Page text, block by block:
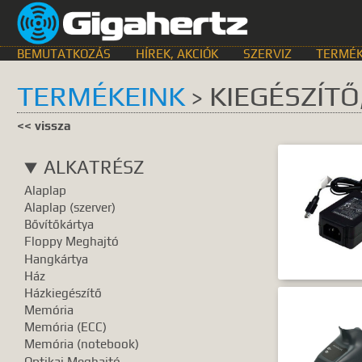
BEMUTATKOZÁS HÍREK, AKCIÓK SZERVIZ
KERESÉS HELYE
egyik sem
GyIK.
Termék
Gyártók
TALÁLATOK
Meg kell
TERMÉKEINK >
<< vissza
ALKATRÉSZ
Alaplap
Alaplap (szerver)
Bővítőkártya
Floppy Meghajtó
Hangkártya
Ház
Házkiegészítő
Memória
Memória (ECC)
Memória (notebook)